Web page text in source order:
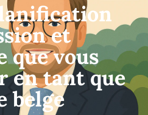
et
que vous
en tant que
belge